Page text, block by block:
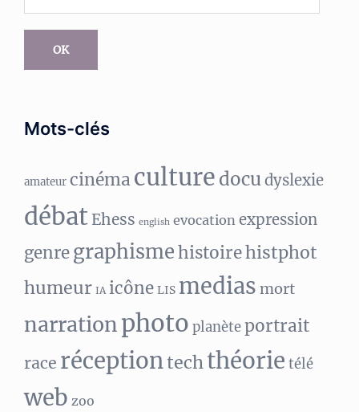
OK
Mots-clés
amateur cinémaculture docudyslexie
débat Ehess english evocation expression
genregraphismehistoirehistphot
humeur IA icône LIS medias mort
narrationphoto planèteportrait
race réceptiontechthéorie télé
web zoo